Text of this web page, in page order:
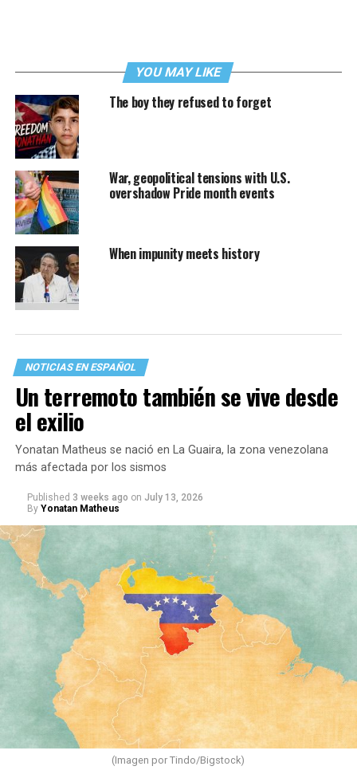
YOU MAY LIKE
The boy they refused to forget
War, geopolitical tensions with U.S.
overshadow Pride month events
When impunity meets history
NOTICIAS EN ESPAÑOL
Un terremoto también se vive desde
el exilio
Yonatan Matheus se nació en La Guaira, la zona venezolana
más afectada por los sismos
Published 3 weeks ago on July 13, 2026
By Yonatan Matheus
(Imagen por Tindo/Bigstock)